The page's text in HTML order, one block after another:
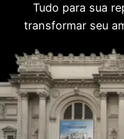
Tudo para sua
transformar seu